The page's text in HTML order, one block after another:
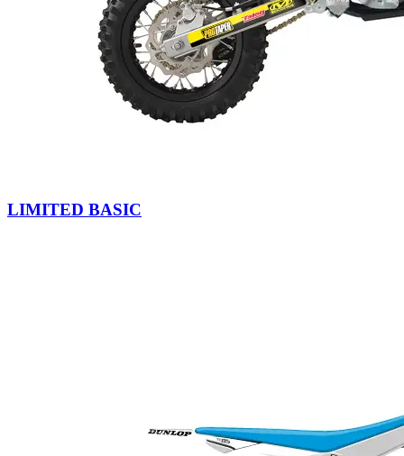
LIMITED BASIC